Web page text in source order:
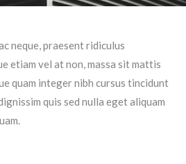
neque, praesent ridiculus
etiam vel at non, massa sit mattis
quam integer nibh cursus tincidunt
quis sed nulla eget aliquam